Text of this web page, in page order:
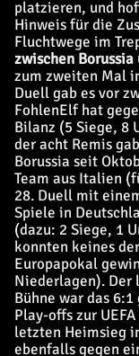
platzieren, und
Hinweis für die
Fluchtwege im
zwischen Borussia
zum zweiten Mal
Duell gab es vor
FohlenElf hat
Bilanz (5 Siege, 8
der acht Remis
Borussia seit
Team aus Italien
28. Duell mit
Spiele in
(dazu: 2 Siege, 1
konnten keines
Europapokal
Niederlagen).
Bühne war das
Play-offs zur
letzten Heimsieg
ebenfalls gegen